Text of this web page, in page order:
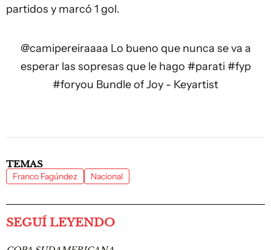
partidos y marcó 1 gol.
@camipereiraaaa Lo bueno que nunca se va a
esperar las sopresas que le hago #parati #fyp
#foryou Bundle of Joy - Keyartist
TEMAS
Franco Fagúndez Nacional
SEGUÍ LEYENDO